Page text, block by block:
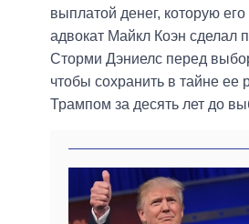
выплатой денег, которую
адвокат Майкл Коэн сделал
Сторми Дэниелс перед
чтобы сохранить в тайне ее
Трампом за десять лет до